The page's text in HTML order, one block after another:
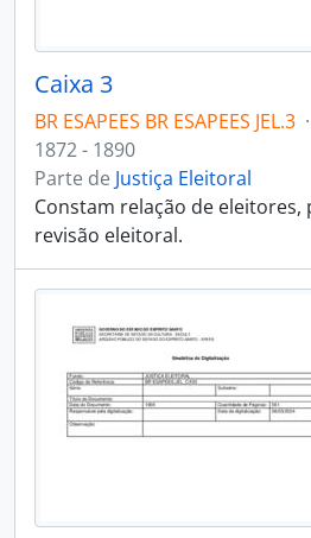
Caixa 3
BR ESAPEES BR ESAPEES JEL.3 ·
1872 - 1890
Parte de Justiça Eleitoral
Constam relação de eleitores,
revisão eleitoral.